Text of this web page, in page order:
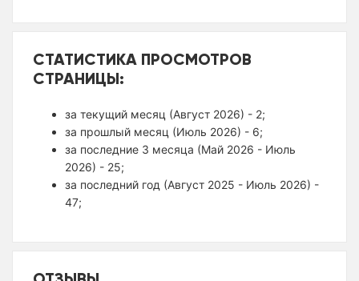
СТАТИСТИКА ПРОСМОТРОВ
СТРАНИЦЫ:
за текущий месяц (Август 2026) - 2;
за прошлый месяц (Июль 2026) - 6;
за последние 3 месяца (Май 2026 - Июль
2026) - 25;
за последний год (Август 2025 - Июль 2026) -
47;